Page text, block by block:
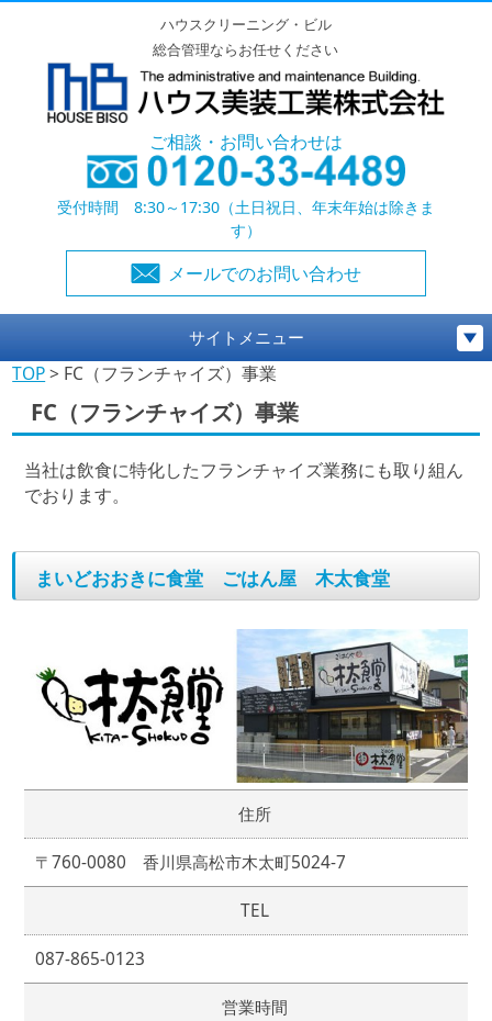
ハウスクリーニング・ビル
総合管理ならお任せください
ご相談・お問い合わせは
受付時間 8:30～17:30（土日祝日、年末年始は除きま
す）
メールでのお問い合わせ
サイトメニュー
TOP> FC（フランチャイズ）事業
FC（フランチャイズ）事業
当社は飲食に特化したフランチャイズ業務にも取り組ん
でおります。
まいどおおきに食堂 ごはん屋 木太食堂
住所
〒760-0080 香川県高松市木太町5024-7
TEL
087-865-0123
営業時間